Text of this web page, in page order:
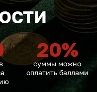
20%
суммы можно
оплатить баллами